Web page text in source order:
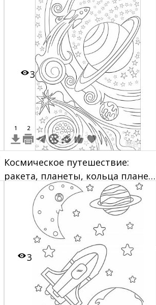
3
1 2
Космическое путешествие:
ракета, планеты, кольца планет,
звезды, кометы, спирали
3